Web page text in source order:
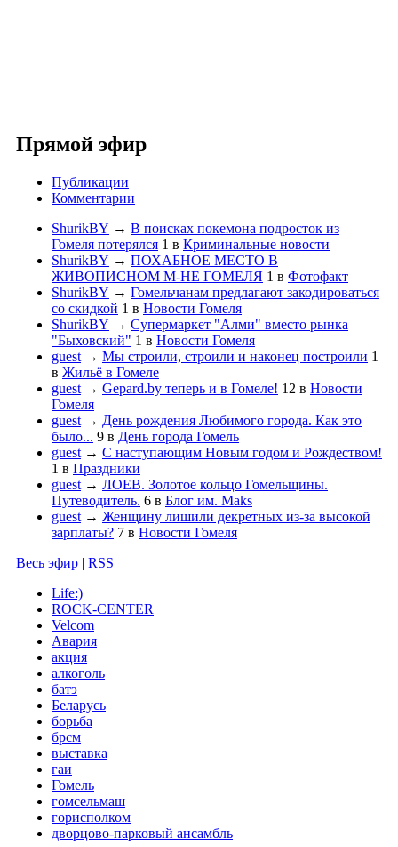
Прямой эфир
Публикации
Комментарии
ShurikBY → В поисках покемона подросток из
Гомеля потерялся 1 в Криминальные новости
ShurikBY → ПОХАБНОЕ МЕСТО В
ЖИВОПИСНОМ М-НЕ ГОМЕЛЯ 1 в Фотофакт
ShurikBY → Гомельчанам предлагают закодироваться
со скидкой 1 в Новости Гомеля
ShurikBY → Супермаркет "Алми" вместо рынка
"Быховский" 1 в Новости Гомеля
guest → Мы строили, строили и наконец построили 1
в Жильё в Гомеле
guest → Gepard.by теперь и в Гомеле! 12 в Новости
Гомеля
guest → День рождения Любимого города. Как это
было... 9 в День города Гомель
guest → С наступающим Новым годом и Рождеством!
1 в Праздники
guest → ЛОЕВ. Золотое кольцо Гомельщины.
Путеводитель. 6 в Блог им. Maks
guest → Женщину лишили декретных из-за высокой
зарплаты? 7 в Новости Гомеля
Весь эфир | RSS
Life:)
ROCK-CENTER
Velcom
Авария
акция
алкоголь
батэ
Беларусь
борьба
брсм
выставка
гаи
Гомель
гомсельмаш
горисполком
дворцово-парковый ансамбль